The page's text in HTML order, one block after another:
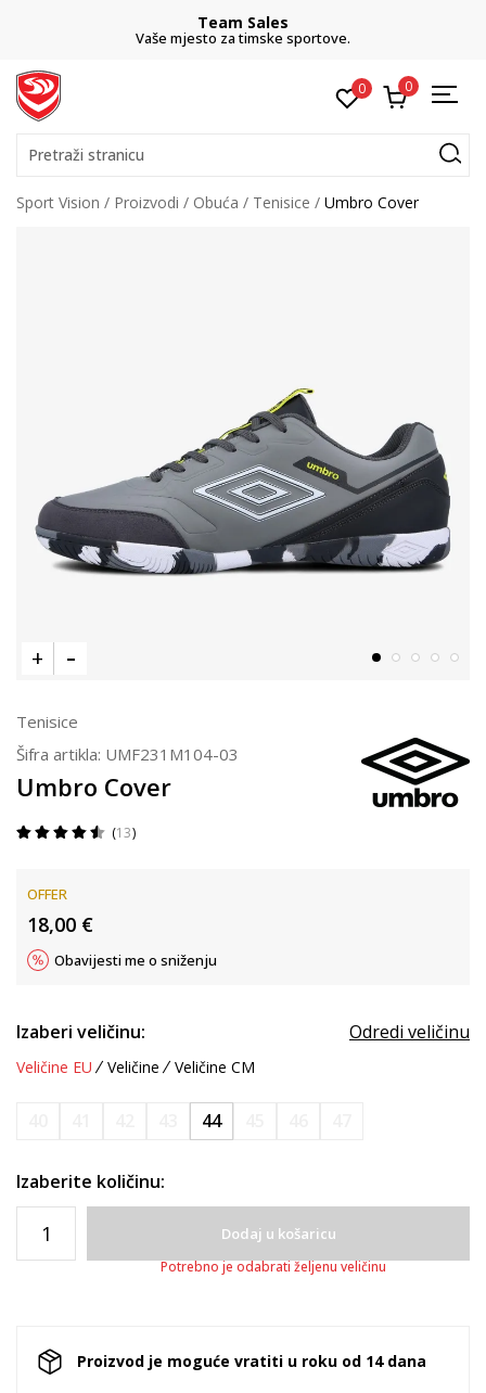
Team Sales
Vaše mjesto za timske sportove.
0 0
Pretraži stranicu
Sport Vision Proizvodi Obuća Tenisice Umbro Cover
Tenisice
Šifra artikla: UMF231M104-03
Umbro Cover
13
OFFER
18,00 €
Obavijesti me o sniženju
Izaberi veličinu: Odredi veličinu
Veličine EU Veličine Veličine CM
44
Izaberite količinu:
Dodaj u košaricu
Potrebno je odabrati željenu veličinu
Proizvod je moguće vratiti u roku od 14 dana